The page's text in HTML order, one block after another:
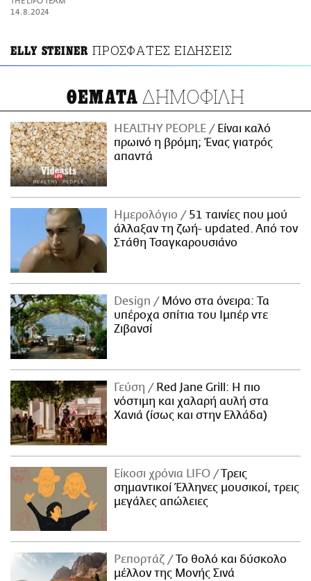
ΑΜΠΑ
14.8.2024
ELLY STEINER ΠΡΟΣΦΑΤΕΣ ΕΙΔΗΣΕΙΣ
ΘΕΜΑΤΑ ΔΗΜΟΦΙΛΗ
HEALTHY PEOPLE
Είναι καλό
πρωινό η βρόμη; Ένας γιατρός
απαντά
Ημερολόγιο
51 ταινίες που μού
άλλαξαν τη ζωή- updated. Aπό τον
Στάθη Τσαγκαρουσιάνο
Design
Μόνο στα όνειρα: Τα
υπέροχα σπίτια του Ιμπέρ ντε
Ζιβανσί
Γεύση
Red Jane Grill: Η πιο
νόστιμη και χαλαρή αυλή στα
Χανιά (ίσως και στην Ελλάδα)
Είκοσι χρόνια LIFO
Tρεις
σημαντικοί Έλληνες μουσικοί, τρεις
μεγάλες απώλειες
Ρεπορτάζ
Το θολό και δύσκολο
μέλλον της Μονής Σινά